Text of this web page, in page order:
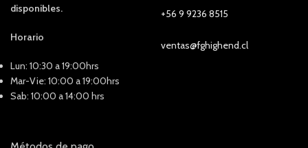
disponibles.
Horario
Lun: 10:30 a 19:00hrs
Mar-Vie: 10:00 a 19:00hrs
Sab: 10:00 a 14:00 hrs
+56 9 9236 8515
ventas@fghighend.cl